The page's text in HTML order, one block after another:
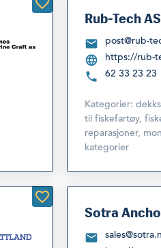
Rub-Tech AS
post@rub-
https://rub-
62 33 23 23
Kategorier:
til fiskefartøy,
reparasjoner,
kategorier
Sotra